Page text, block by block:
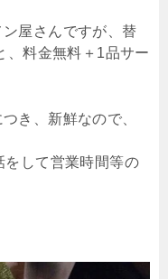
屋さんですが、替
、料金無料＋1品サー
き、新鮮なので、
をして営業時間等の